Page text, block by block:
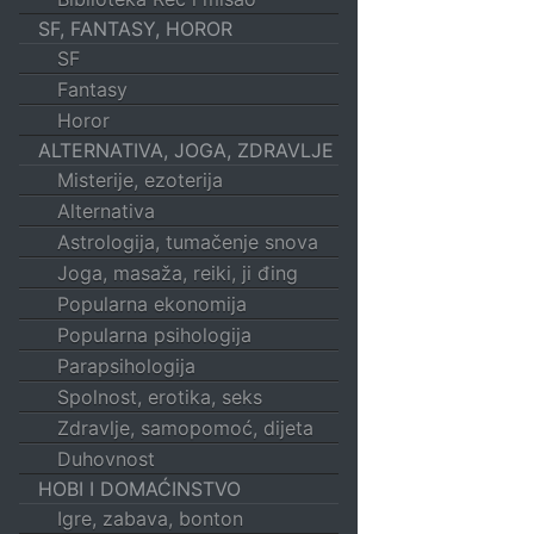
SF, FANTASY, HOROR
SF
Fantasy
Horor
ALTERNATIVA, JOGA, ZDRAVLJE
Misterije, ezoterija
Alternativa
Astrologija, tumačenje snova
Joga, masaža, reiki, ji đing
Popularna ekonomija
Popularna psihologija
Parapsihologija
Spolnost, erotika, seks
Zdravlje, samopomoć, dijeta
Duhovnost
HOBI I DOMAĆINSTVO
Igre, zabava, bonton